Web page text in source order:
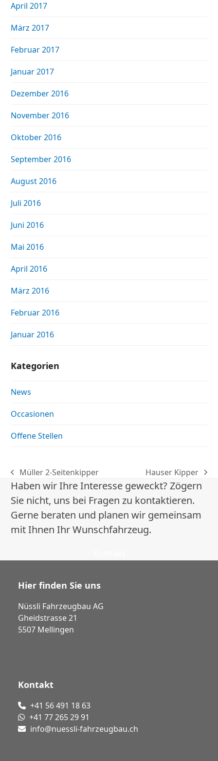
April 2017
März 2017
Februar 2017
Januar 2017
Dezember 2016
November 2016
Oktober 2016
September 2016
August 2016
Juli 2016
Juni 2016
Mai 2016
April 2016
März 2016
Februar 2016
Januar 2016
Kategorien
News
Occasionen
Offene Stellen
vorheriger
Beitrag:
Müller 2-Seitenkipper
Nächster
Beitrag:
Hauser Kipper
Haben wir Ihre Interesse geweckt? Zögern
Sie nicht, uns bei Fragen zu kontaktieren.
Gerne beraten und planen wir gemeinsam
mit Ihnen Ihr Wunschfahrzeug.
Hier finden Sie uns
Nüssli Fahrzeugbau AG
Gheidstrasse 21
5507 Mellingen
Kontakt
+41 56 491 18 63
+41 77 265 29 91
info@nuessli-fahrzeugbau.ch